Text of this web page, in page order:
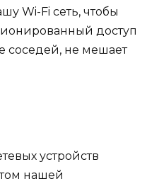
Wi-Fi сеть, чтобы
доступ
соседей, не мешает
устройств
нашей